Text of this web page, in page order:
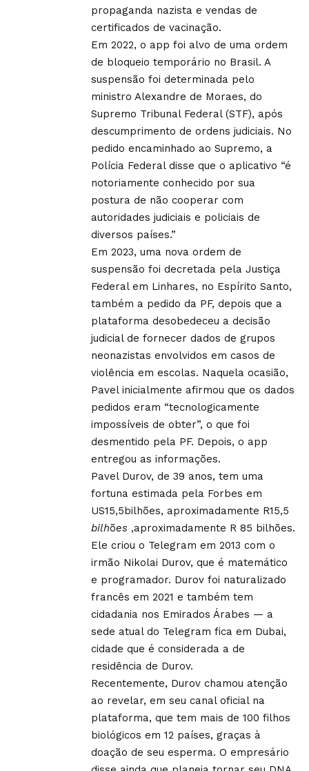
propaganda nazista e vendas de
certificados de vacinação.
Em 2022, o app foi alvo de uma ordem
de bloqueio temporário no Brasil. A
suspensão foi determinada pelo
ministro Alexandre de Moraes, do
Supremo Tribunal Federal (STF), após
descumprimento de ordens judiciais. No
pedido encaminhado ao Supremo, a
Polícia Federal disse que o aplicativo “é
notoriamente conhecido por sua
postura de não cooperar com
autoridades judiciais e policiais de
diversos países.”
Em 2023, uma nova ordem de
suspensão foi decretada pela Justiça
Federal em Linhares, no Espírito Santo,
também a pedido da PF, depois que a
plataforma desobedeceu a decisão
judicial de fornecer dados de grupos
neonazistas envolvidos em casos de
violência em escolas. Naquela ocasião,
Pavel inicialmente afirmou que os dados
pedidos eram “tecnologicamente
impossíveis de obter”, o que foi
desmentido pela PF. Depois, o app
entregou as informações.
Pavel Durov, de 39 anos, tem uma
fortuna estimada pela Forbes em
US15,5bilhões, aproximadamente R15,5
bilhões ,aproximadamente R 85 bilhões.
Ele criou o Telegram em 2013 com o
irmão Nikolai Durov, que é matemático
e programador. Durov foi naturalizado
francês em 2021 e também tem
cidadania nos Emirados Árabes — a
sede atual do Telegram fica em Dubai,
cidade que é considerada a de
residência de Durov.
Recentemente, Durov chamou atenção
ao revelar, em seu canal oficial na
plataforma, que tem mais de 100 filhos
biológicos em 12 países, graças à
doação de seu esperma. O empresário